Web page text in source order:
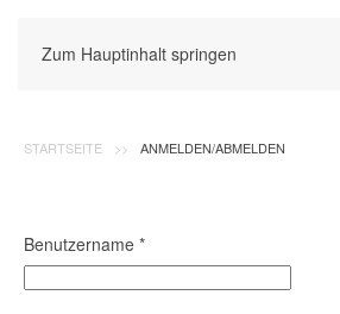
Zum Hauptinhalt springen
STARTSEITE ANMELDEN/ABMELDEN
Benutzername *